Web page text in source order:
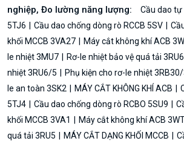
nghiệp, Đo lường năng lượng:
Cầu dao tự
5TJ6
Cầu dao chống dòng rò RCCB 5SV
khối MCCB 3VA27
Máy cắt không khí ACB
le nhiệt 3MU7
Rơ-le nhiệt bảo vệ quá tải 3RU6
nhiệt 3RU6/5
Phụ kiện cho rơ-le nhiệt 3RB30/
le an toàn 3SK2
MÁY CẮT KHÔNG KHÍ ACB
5TJ4
Cầu dao chống dòng rò RCBO 5SU9
khối MCCB 3VA1
Máy cắt không khí ACB
quá tải 3RU5
MÁY CẮT DẠNG KHỐI MCCB